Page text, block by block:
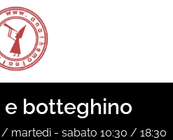
e botteghino
martedì - sabato 10:30 / 18:30